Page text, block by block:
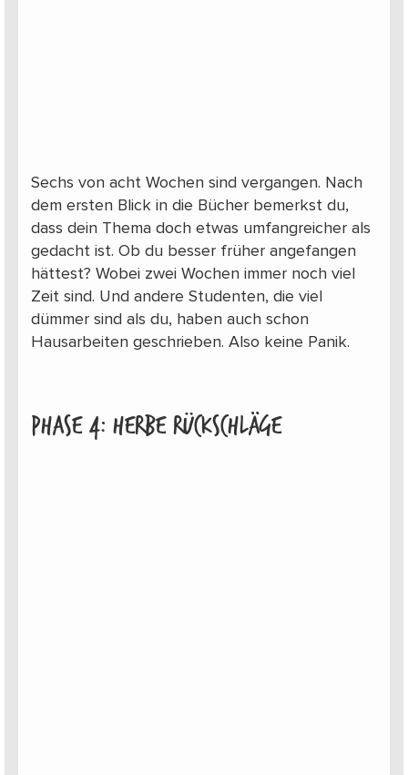
Sechs von acht Wochen sind vergangen. Nach
dem ersten Blick in die Bücher bemerkst du,
dass dein Thema doch etwas umfangreicher als
gedacht ist. Ob du besser früher angefangen
hättest? Wobei zwei Wochen immer noch viel
Zeit sind. Und andere Studenten, die viel
dümmer sind als du, haben auch schon
Hausarbeiten geschrieben. Also keine Panik.
Phase 4: Herbe Rückschläge